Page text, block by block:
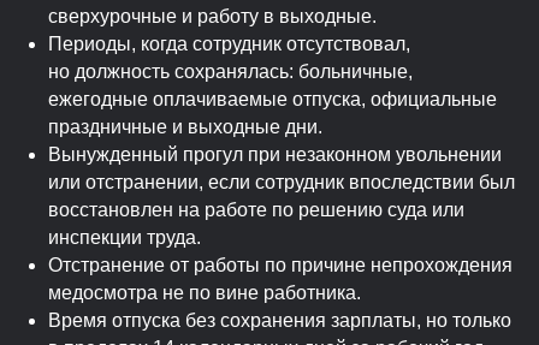
сверхурочные и работу в выходные.
Периоды, когда сотрудник отсутствовал,
но должность сохранялась: больничные,
ежегодные оплачиваемые отпуска, официальные
праздничные и выходные дни.
Вынужденный прогул при незаконном увольнении
или отстранении, если сотрудник впоследствии был
восстановлен на работе по решению суда или
инспекции труда.
Отстранение от работы по причине непрохождения
медосмотра не по вине работника.
Время отпуска без сохранения зарплаты, но только